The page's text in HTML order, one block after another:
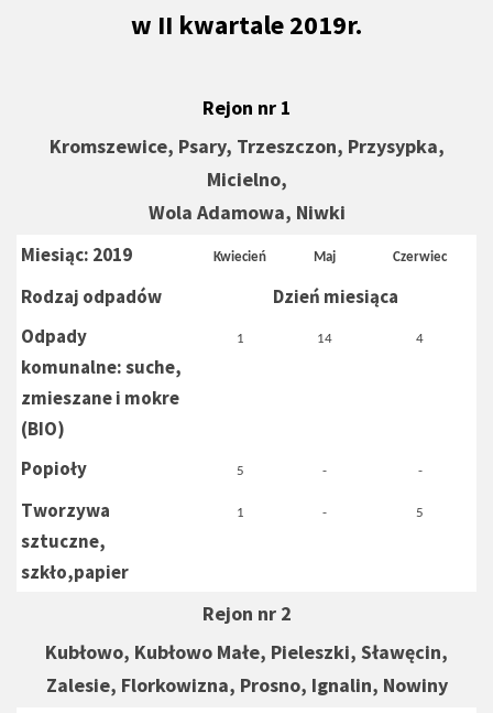
w II kwartale 2019r.
Rejon nr 1
Kromszewice, Psary, Trzeszczon, Przysypka,
Micielno,
Wola Adamowa, Niwki
Miesiąc: 2019 Kwiecień Maj Czerwiec
Rodzaj odpadów
Dzień miesiąca
Odpady
komunalne: suche,
zmieszane i mokre
(BIO)
1 14 4
Popioły 5 - -
Tworzywa
sztuczne,
szkło,papier
1 - 5
Rejon nr 2
Kubłowo, Kubłowo Małe, Pieleszki, Sławęcin,
Zalesie, Florkowizna, Prosno, Ignalin, Nowiny